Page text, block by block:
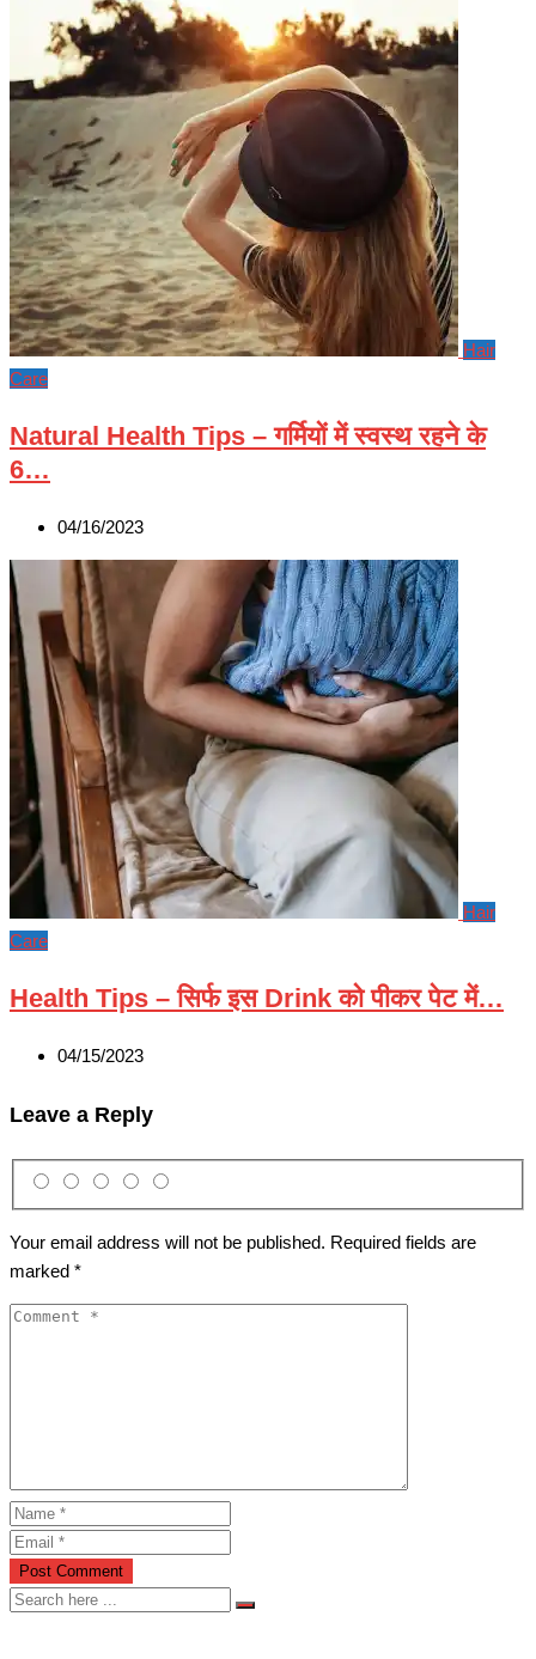
Hair
Care
Natural Health Tips – गर्मियों में स्वस्थ रहने के
6…
04/16/2023
Hair
Care
Health Tips – सिर्फ इस Drink को पीकर पेट में…
04/15/2023
Leave a Reply
Your email address will not be published. Required fields are
marked *